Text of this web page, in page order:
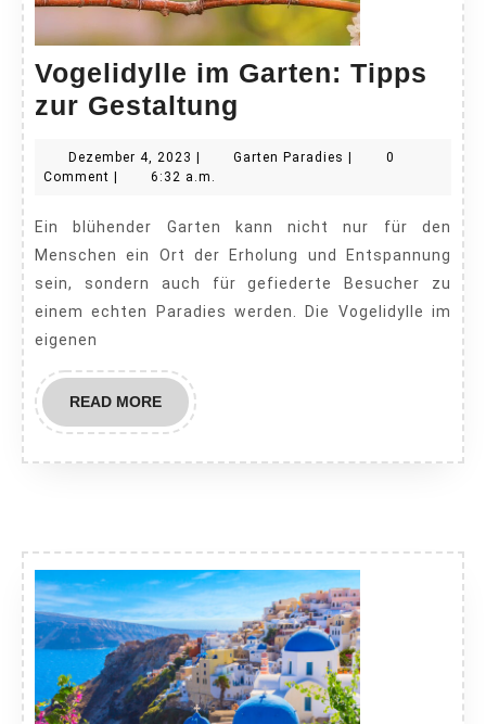
Vogelidylle im Garten: Tipps
zur Gestaltung
Garten:
zur
Gestaltung
Dezember 4, 2023 Dezember
4,
| Garten Paradies Garten
|
0
Comment | 6:32 a.m.
Ein blühender Garten kann nicht nur für den
Menschen ein Ort der Erholung und Entspannung
sein, sondern auch für gefiederte Besucher zu
einem echten Paradies werden. Die Vogelidylle im
eigenen
READ MOREREAD
MORE